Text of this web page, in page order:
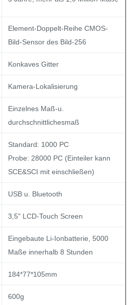
Element-Doppelt-Reihe CMOS-
Bild-Sensor des Bild-256
Konkaves Gitter
Kamera-Lokalisierung
Einzelnes Maß-u.
durchschnittlichesmaß
Standard: 1000 PC
Probe: 28000 PC (Einteiler kann
SCE&SCI mit einschließen)
USB u. Bluetooth
3,5" LCD-Touch Screen
Eingebaute Li-Ionbatterie, 5000
Maße innerhalb 8 Stunden
184*77*105mm
600g